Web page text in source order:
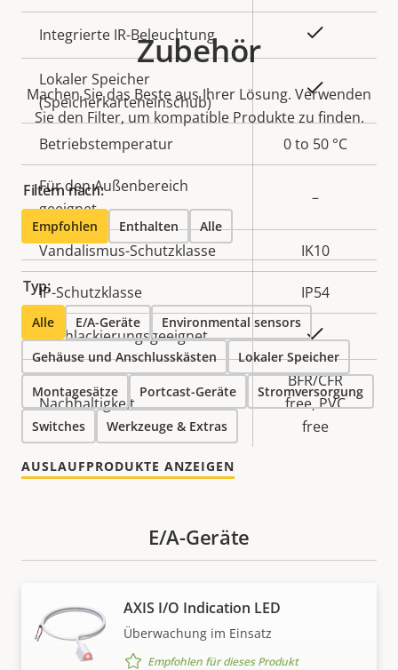
Integrierte IR-Beleuchtung
Lokaler Speicher
(Speicherkarteneinschub)
Ja
Betriebstemperatur 0 to 50 °C
Für den Außenbereich
geeignet
–
Vandalismus-Schutzklasse IK10
IP-Schutzklasse IP54
Nachlackierungsgeeignet
Nachhaltigkeit
BFR/CFR
free, PVC
free
Zubehör
Machen Sie das Beste aus Ihrer Lösung. Verwenden
Sie den Filter, um kompatible Produkte zu finden.
Filtern nach:
Empfohlen Enthalten Alle
Typ:
Alle E/A-Geräte Environmental sensors
Gehäuse und Anschlusskästen Lokaler Speicher
Montagesätze Portcast-Geräte Stromversorgung
Switches Werkzeuge & Extras
AUSLAUFPRODUKTE ANZEIGEN
E/A-Geräte
AXIS I/O Indication LED
Überwachung im Einsatz
Empfohlen für dieses Produkt